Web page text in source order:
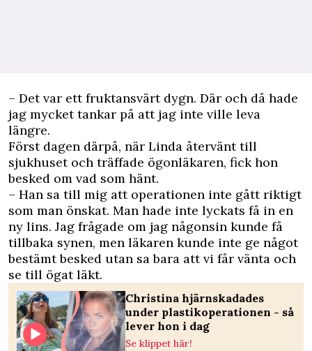
– Det var ett fruktansvärt dygn. Där och då hade
jag mycket tankar på att jag inte ville leva
längre.
Först dagen därpå, när Linda återvänt till
sjukhuset och träffade ögonläkaren, fick hon
besked om vad som hänt.
– Han sa till mig att operationen inte gått riktigt
som man önskat. Man hade inte lyckats få in en
ny lins. Jag frågade om jag någonsin kunde få
tillbaka synen, men läkaren kunde inte ge något
bestämt besked utan sa bara att vi får vänta och
se till ögat läkt.
Christina hjärnskadades
under plastikoperationen - så
lever hon i dag
Se klippet här!